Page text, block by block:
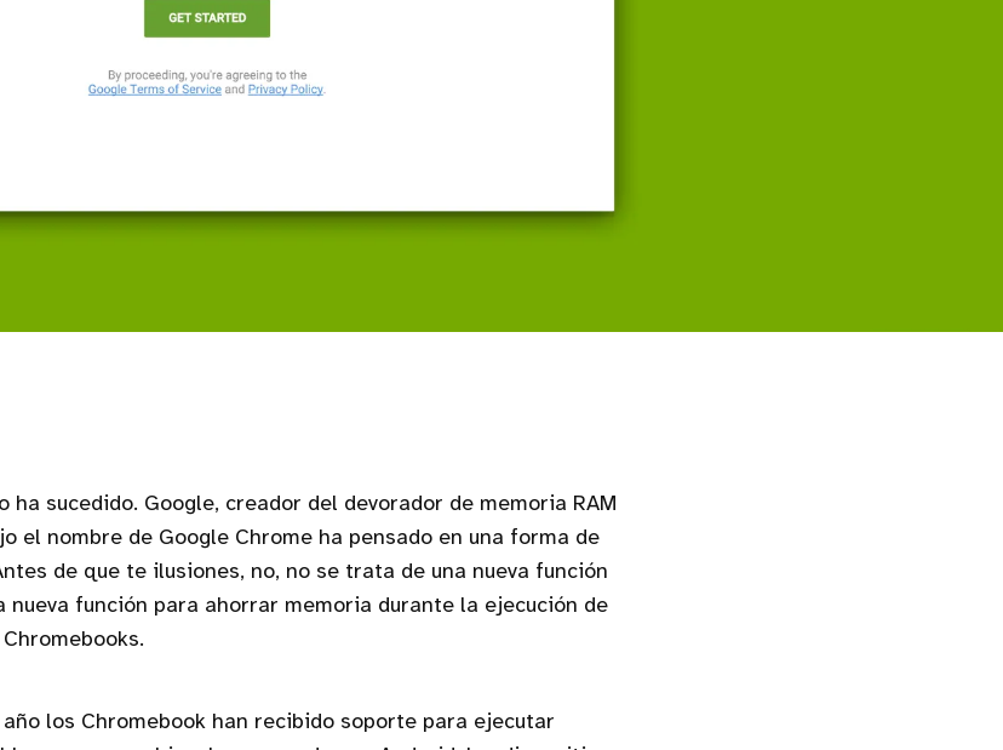
ha sucedido. Google, creador del devorador de memoria RAM
el nombre de Google Chrome ha pensado en una forma de
de que te ilusiones, no, no se trata de una nueva función
nueva función para ahorrar memoria durante la ejecución de
los Chromebook han recibido soporte para ejecutar